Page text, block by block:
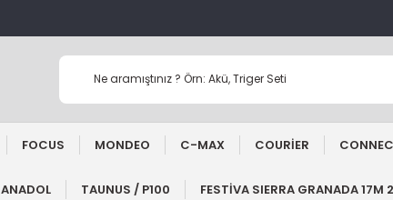
FOCUS MONDEO C-MAX COURİER
ANADOL TAUNUS / P100 FESTİVA SIERRA GRANADA 17M